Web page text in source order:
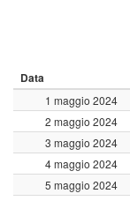
Data
1 maggio 2024
2 maggio 2024
3 maggio 2024
4 maggio 2024
5 maggio 2024